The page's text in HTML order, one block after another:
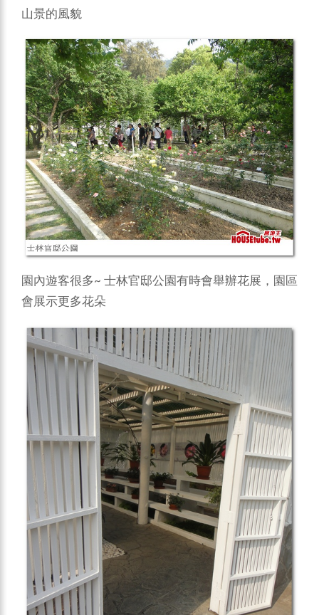
山景的風貌
園內遊客很多~ 士林官邸公園有時會舉辦花展，園區
會展示更多花朵